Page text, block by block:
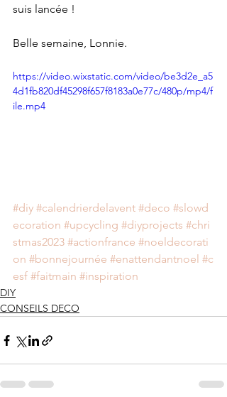
suis lancée !
Belle semaine, Lonnie.
https://video.wixstatic.com/video/be3d2e_a5
4d1fb820df45298f657f8183a0e77c/480p/mp4/f
ile.mp4
#diy #calendrierdelavent #deco #slowd
ecoration #upcycling #diyprojects #chri
stmas2023 #actionfrance #noeldecorati
on #bonnejournée #enattendantnoel #c
esf #faitmain #inspiration
DIY
CONSEILS DECO